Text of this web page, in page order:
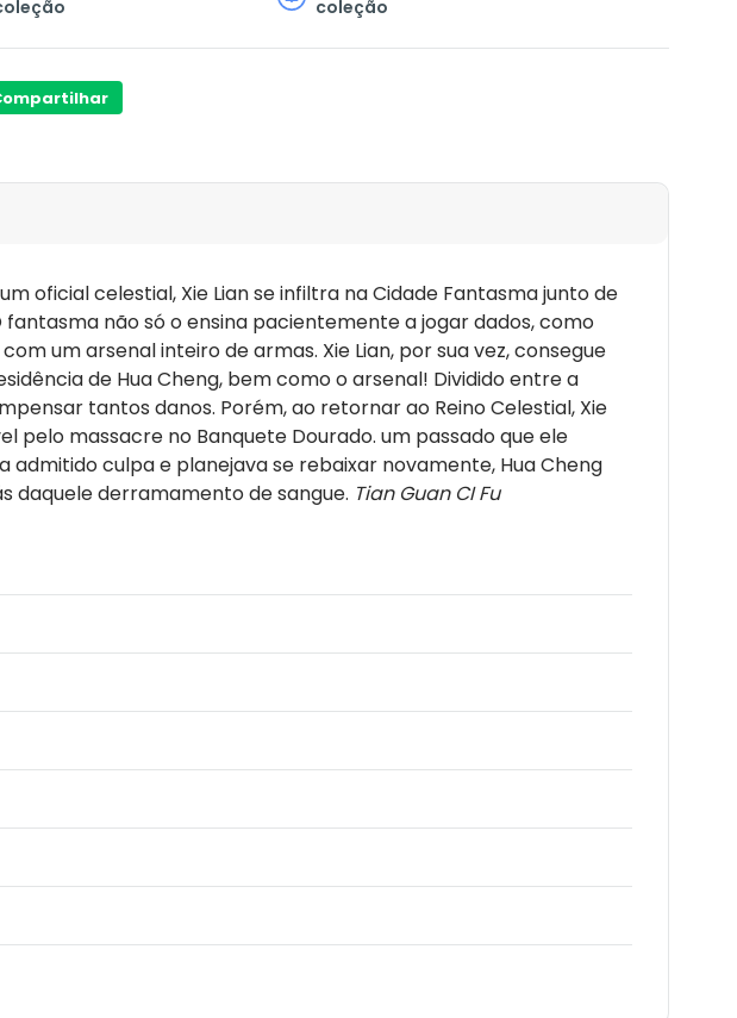
coleção
oficial celestial, Xie Lian se infiltra na Cidade Fantasma junto de
não só o ensina pacientemente a jogar dados, como
um arsenal inteiro de armas. Xie Lian, por sua vez, consegue
de Hua Cheng, bem como o arsenal! Dividido entre a
tantos danos. Porém, ao retornar ao Reino Celestial, Xie
pelo massacre no Banquete Dourado. um passado que ele
admitido culpa e planejava se rebaixar novamente, Hua Cheng
daquele derramamento de sangue. Tian Guan CI Fu